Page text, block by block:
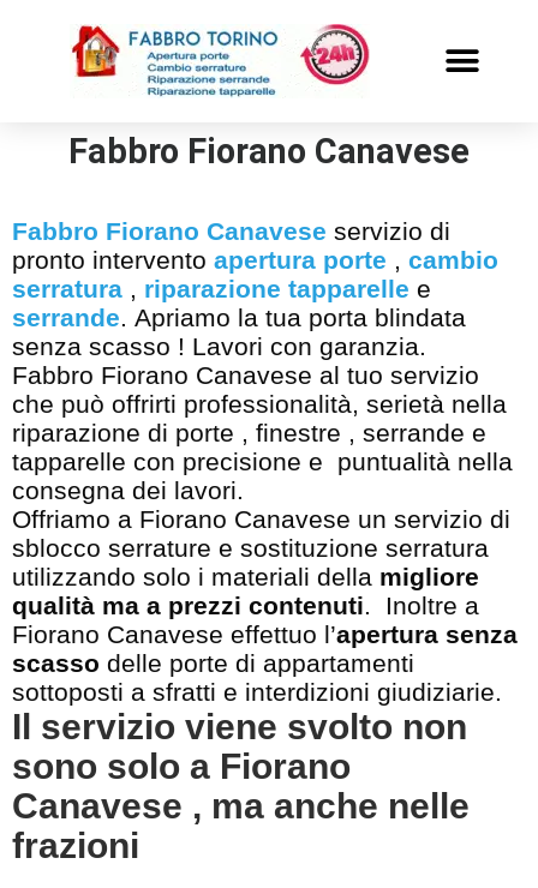
Fabbro Fiorano Canavese
Fabbro Fiorano Canavese servizio di
pronto intervento apertura porte , cambio
serratura , riparazione tapparelle e
serrande. Apriamo la tua porta blindata
senza scasso ! Lavori con garanzia.
Fabbro Fiorano Canavese al tuo servizio
che può offrirti professionalità, serietà nella
riparazione di porte , finestre , serrande e
tapparelle con precisione e puntualità nella
consegna dei lavori.
Offriamo a Fiorano Canavese un servizio di
sblocco serrature e sostituzione serratura
utilizzando solo i materiali della migliore
qualità ma a prezzi contenuti. Inoltre a
Fiorano Canavese effettuo l’apertura senza
scasso delle porte di appartamenti
sottoposti a sfratti e interdizioni giudiziarie.
Il servizio viene svolto non
sono solo a Fiorano
Canavese , ma anche nelle
frazioni